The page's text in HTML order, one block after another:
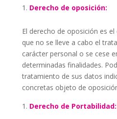
Derecho de oposición:
El derecho de oposición es
que no se lleve a cabo el
carácter personal o se cese
determinadas finalidades.
tratamiento de sus datos
concretas objeto de
Derecho de Portabilidad: